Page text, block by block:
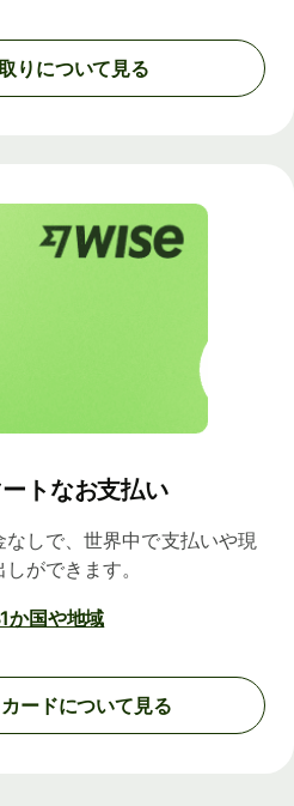
りについて見る
トなお支払い
しで、世界中で支払いや現
ができます。
か国や地域
ードについて見る